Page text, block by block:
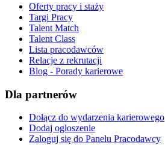
Oferty pracy i staży
Targi Pracy
Talent Match
Talent Class
Lista pracodawców
Relacje z rekrutacji
Blog - Porady karierowe
Dla partnerów
Dołącz do wydarzenia karierowego
Dodaj ogłoszenie
Zaloguj się do Panelu Pracodawcy